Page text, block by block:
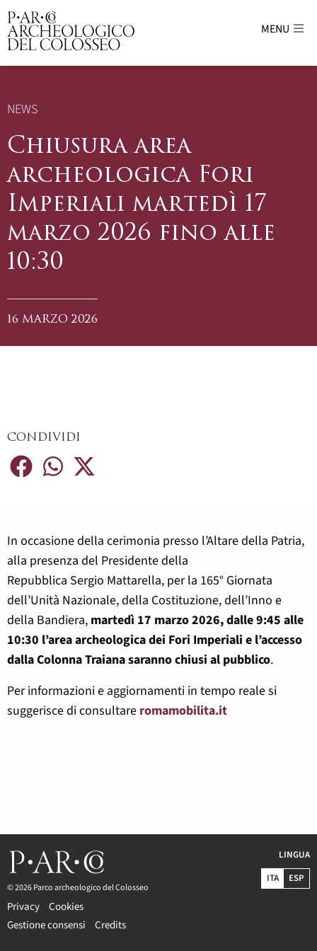
Parco Archeologico del Colosseo - sito
MENU
NEWS
Chiusura area
archeologica Fori
Imperiali martedì 17
marzo 2026 fino alle
10:30
16 MARZO 2026
CONDIVIDI
In occasione della cerimonia presso l’Altare della Patria,
alla presenza del Presidente della
Repubblica Sergio Mattarella, per la 165° Giornata
dell’Unità Nazionale, della Costituzione, dell’Inno e
della Bandiera, martedì 17 marzo 2026, dalle 9:45 alle
10:30 l’area archeologica dei Fori Imperiali e l’accesso
dalla Colonna Traiana saranno chiusi al pubblico.
Per informazioni e aggiornamenti in tempo reale si
suggerisce di consultare romamobilita.it
© 2026 Parco archeologico del Colosseo
Privacy
Cookies
Gestione consensi
Credits
LINGUA
ITA
ESP